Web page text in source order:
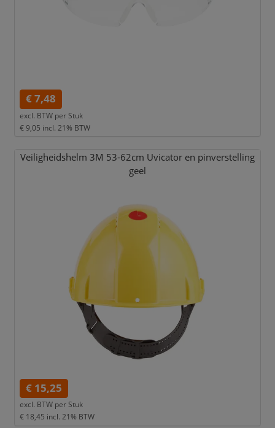
€ 7,48
excl. BTW per Stuk
€ 9,05 incl. 21% BTW
Veiligheidshelm 3M 53-62cm Uvicator en pinverstelling
geel
€ 15,25
excl. BTW per Stuk
€ 18,45 incl. 21% BTW